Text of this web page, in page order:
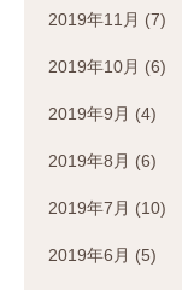
2019年11月 (7)
2019年10月 (6)
2019年9月 (4)
2019年8月 (6)
2019年7月 (10)
2019年6月 (5)